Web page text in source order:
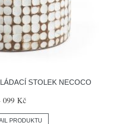
STOLEK NECOCO
099 Kč
PRODUKTU